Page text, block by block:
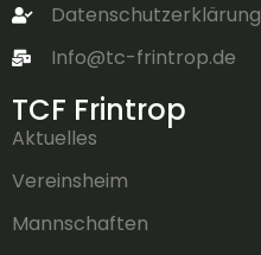
Datenschutzerklärung
Info@tc-frintrop.de
TCF Frintrop
Aktuelles
Vereinsheim
Mannschaften